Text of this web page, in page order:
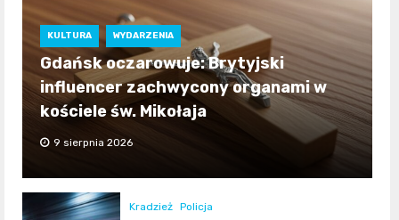
KULTURA WYDARZENIA
Gdańsk oczarowuje: Brytyjski
influencer zachwycony organami w
kościele św. Mikołaja
9 sierpnia 2026
Kradzież Policja